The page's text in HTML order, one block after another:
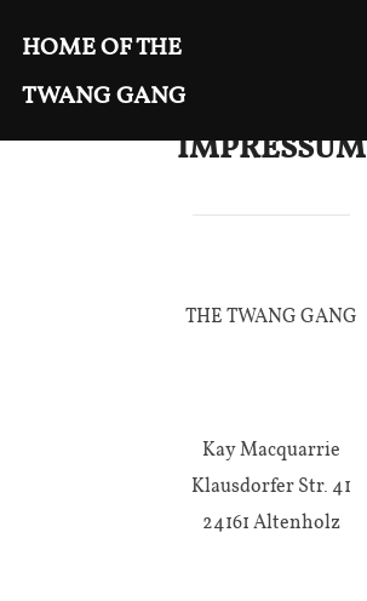
Inhalten
springen
HOME OF THE
TWANG GANG
IMPRESSUM
THE TWANG GANG
Kay Macquarrie
Klausdorfer Str. 41
24161 Altenholz